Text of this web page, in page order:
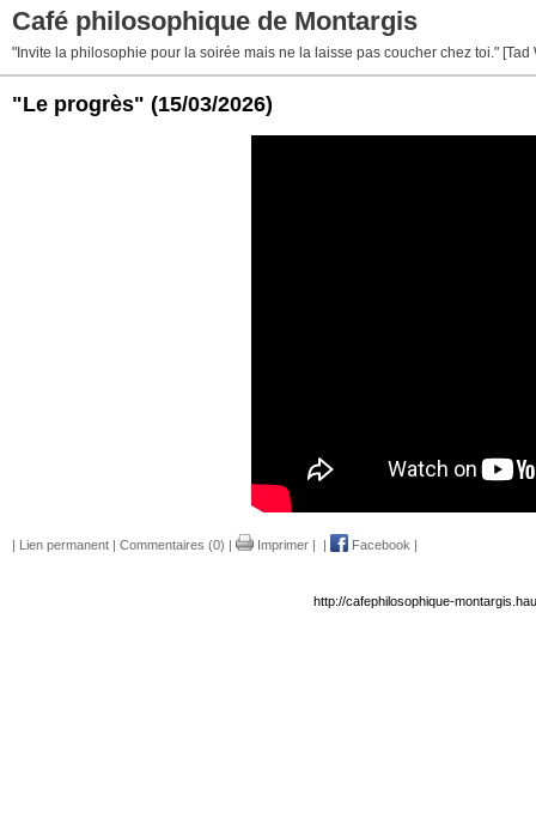
Café philosophique de Montargis
"Invite la philosophie pour la soirée mais ne la laisse pas coucher chez toi." [Tad
"Le progrès" (15/03/2026)
| Lien permanent | Commentaires (0) | Imprimer | | Facebook |
http://cafephilosophique-